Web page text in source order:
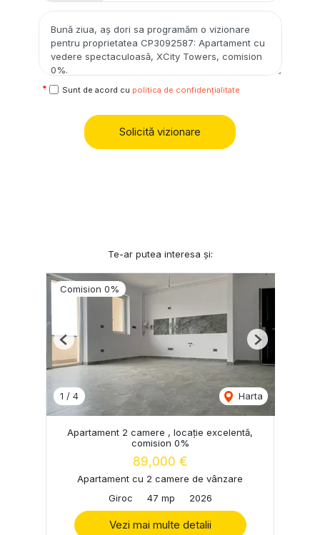
Sunt de acord cu politica de confidențialitate
Solicită vizionare
Te-ar putea interesa și:
Comision 0%
1 / 4 Harta
Previous Next
Apartament 2 camere , locație excelentă,
comision 0%
89,000 €
Apartament cu 2 camere de vânzare
Giroc
47 mp 2026
Vezi mai multe detalii